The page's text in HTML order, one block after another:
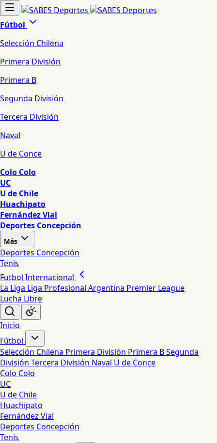
Fútbol
Selección Chilena
Primera División
Primera B
Segunda División
Tercera División
Naval
U de Conce
Colo Colo
UC
U de Chile
Huachipato
Fernández Vial
Deportes Concepción
Más
Deportes Concepción
Tenis
Futbol Internacional
La Liga Liga Profesional Argentina Premier League
Lucha Libre
Inicio
Fútbol
Selección Chilena Primera División Primera BSegunda
División Tercera División Naval U de Conce
Colo Colo
UC
U de Chile
Huachipato
Fernández Vial
Deportes Concepción
Tenis